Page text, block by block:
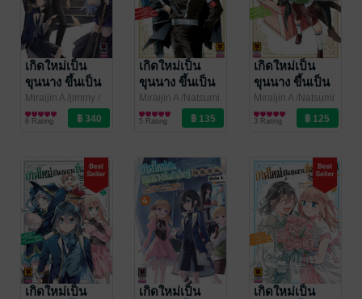
เกิดใหม่เป็น
ขุนนาง ขึ้นเป็น
ใหญ่ด้วยสกิล
ประเมิน -พอ
บุคคลชั้นยอด
แสนงอกง่อยที่
รับสืบทอดก็
กลายเป็นแคว้น
สุดแกร่ง-
(นิยาย) 05
Miraijin A /jimmy /
LUCKPIM
Publishing
ไลท์โนเวล
6 Rating
เกิดใหม่เป็น
ขุนนาง ขึ้นเป็น
ใหญ่ด้วยสกิล
ประเมิน -พอ
บุคคลชั้นยอด
แสนงอกง่อยที่
รับสืบทอดก็
กลายเป็นแคว้น
สุดแกร่ง- 9
Miraijin A /Natsumi
Inoue /jimmy/
LUCKPIM
การ์ตูนทั่วไป
5 Rating
เกิดใหม่เป็น
ขุนนาง ขึ้นเป็น
ใหญ่ด้วยสกิล
ประเมิน -พอ
บุคคลชั้นยอด
แสนงอกง่อยที่
รับสืบทอดก็
กลายเป็นแคว้น
สุดแกร่ง- 8
Miraijin A /Natsumi
Inoue /jimmy/
LUCKPIM
การ์ตูนทั่วไป
3 Rating
เกิดใหม่เป็น
เกิดใหม่เป็น
เกิดใหม่เป็น